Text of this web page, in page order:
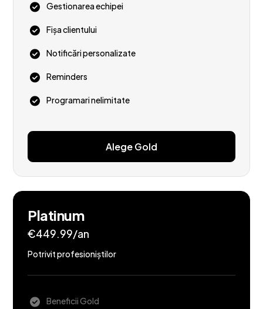
Gestionarea echipei
Fișa clientului
Notificări personalizate
Reminders
Programari nelimitate
Alege Gold
Platinum
€449.99/an
Potrivit profesioniștilor
Beneficii Gold